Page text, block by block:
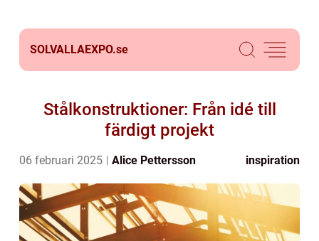
SOLVALLAEXPO.se
Stålkonstruktioner: Från idé till
färdigt projekt
06 februari 2025 Alice Pettersson inspiration